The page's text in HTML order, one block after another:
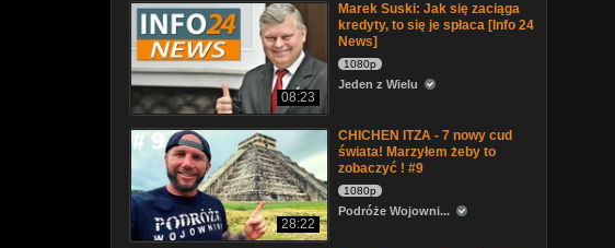
08:23
Marek Suski: Jak się zaciąga
kredyty, to się je spłaca [Info 24
News]
1080p
Jeden z Wielu
28:22
CHICHEN ITZA - 7 nowy cud
świata! Marzyłem żeby to
zobaczyć ! #9
1080p
Podróże Wojowni...